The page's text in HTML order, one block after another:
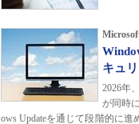
キュリ
2026年
が同時
ows Updateを通じて段階的に